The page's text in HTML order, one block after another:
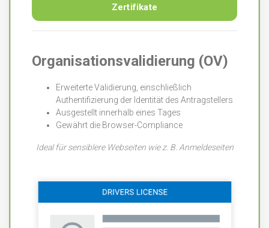
Zertifikate
Organisationsvalidierung (OV)
Erweiterte Validierung, einschließlich
Authentifizierung der Identität des Antragstellers
Ausgestellt innerhalb eines Tages
Gewährt die Browser-Compliance
Ideal für sensiblere Webseiten wie z. B. Anmeldeseiten